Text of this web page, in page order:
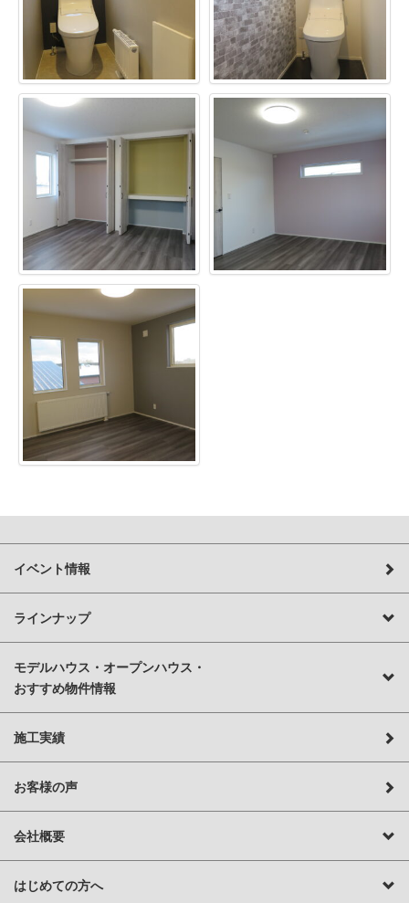
イベント情報
ラインナップ
モデルハウス・オープンハウス・
おすすめ物件情報
施工実績
お客様の声
会社概要
はじめての方へ